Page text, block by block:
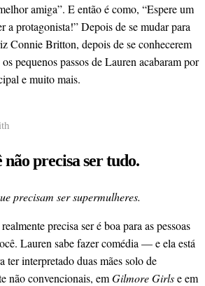
amiga”. E então é como, “Espere um
protagonista!” Depois de se mudar para
Connie Britton, depois de se conhecerem
pequenos passos de Lauren acabaram por
e muito mais.
não precisa ser tudo.
precisam ser supermulheres.
precisa ser é boa para as pessoas
Lauren sabe fazer comédia — e ela está
ter interpretado duas mães solo de
não convencionais, emGilmore Girlse em